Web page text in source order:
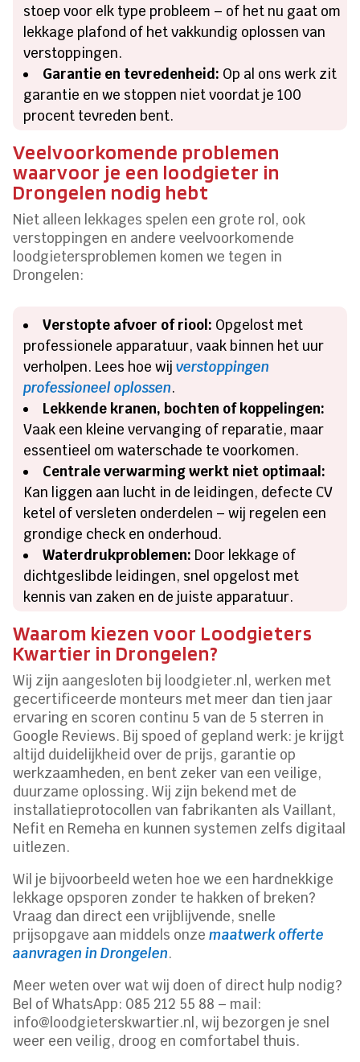
stoep voor elk type probleem – of het nu gaat om
lekkage plafond of het vakkundig oplossen van
verstoppingen.
Garantie en tevredenheid: Op al ons werk zit
garantie en we stoppen niet voordat je 100
procent tevreden bent.
Veelvoorkomende problemen
waarvoor je een loodgieter in
Drongelen nodig hebt
Niet alleen lekkages spelen een grote rol, ook
verstoppingen en andere veelvoorkomende
loodgietersproblemen komen we tegen in
Drongelen:
Verstopte afvoer of riool: Opgelost met
professionele apparatuur, vaak binnen het uur
verholpen. Lees hoe wijverstoppingen
professioneel oplossen.
Lekkende kranen, bochten of koppelingen:
Vaak een kleine vervanging of reparatie, maar
essentieel om waterschade te voorkomen.
Centrale verwarming werkt niet optimaal:
Kan liggen aan lucht in de leidingen, defecte CV
ketel of versleten onderdelen – wij regelen een
grondige check en onderhoud.
Waterdrukproblemen: Door lekkage of
dichtgeslibde leidingen, snel opgelost met
kennis van zaken en de juiste apparatuur.
Waarom kiezen voor Loodgieters
Kwartier in Drongelen?
Wij zijn aangesloten bij loodgieter.nl, werken met
gecertificeerde monteurs met meer dan tien jaar
ervaring en scoren continu 5 van de 5 sterren in
Google Reviews. Bij spoed of gepland werk: je krijgt
altijd duidelijkheid over de prijs, garantie op
werkzaamheden, en bent zeker van een veilige,
duurzame oplossing. Wij zijn bekend met de
installatieprotocollen van fabrikanten als Vaillant,
Nefit en Remeha en kunnen systemen zelfs digitaal
uitlezen.
Wil je bijvoorbeeld weten hoe we een hardnekkige
lekkage opsporen zonder te hakken of breken?
Vraag dan direct een vrijblijvende, snelle
prijsopgave aan middels onzemaatwerk offerte
aanvragen in Drongelen.
Meer weten over wat wij doen of direct hulp nodig?
Bel of WhatsApp: 085 212 55 88 – mail:
info@loodgieterskwartier.nl, wij bezorgen je snel
weer een veilig, droog en comfortabel thuis.